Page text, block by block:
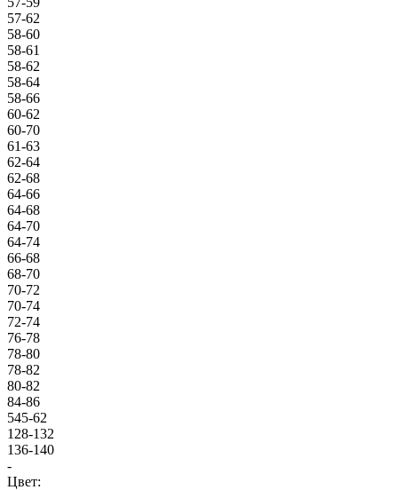
57-62
58-60
58-61
58-62
58-64
58-66
60-62
60-70
61-63
62-64
62-68
64-66
64-68
64-70
64-74
66-68
68-70
70-72
70-74
72-74
76-78
78-80
78-82
80-82
84-86
545-62
128-132
136-140
-
Цвет: